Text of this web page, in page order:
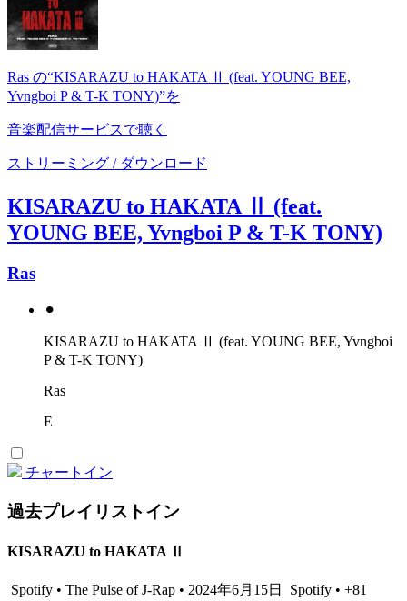
Ras の“KISARAZU to HAKATA Ⅱ (feat. YOUNG BEE,
Yvngboi P & T-K TONY)”を
音楽配信サービスで聴く
ストリーミング / ダウンロード
KISARAZU to HAKATA Ⅱ (feat.
YOUNG BEE, Yvngboi P & T-K TONY)
Ras
⚫︎
KISARAZU to HAKATA Ⅱ (feat. YOUNG BEE, Yvngboi
P & T-K TONY)
Ras
E
チャートイン
過去プレイリストイン
KISARAZU to HAKATA Ⅱ
Spotify • The Pulse of J-Rap • 2024年6月15日
Spotify • +81